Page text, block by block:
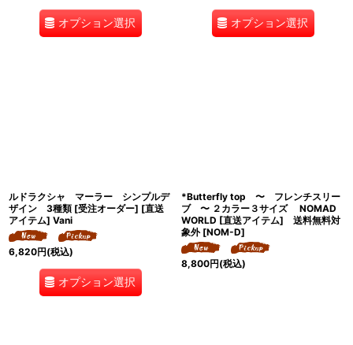
オプション選択 オプション選択
ルドラクシャ マーラー シンプルデ
ザイン 3種類 [受注オーダー] [直送
アイテム] Vani
6,820円(税込)
オプション選択
*Butterfly top 〜 フレンチスリー
ブ 〜 ２カラー３サイズ NOMAD
WORLD [直送アイテム] 送料無料対
象外 [NOM-D]
8,800円(税込)